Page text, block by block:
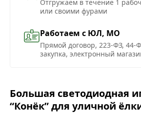
Отгружаем в течение 1
или своими фурами
Работаем с ЮЛ, МО
Прямой договор, 223-ФЗ, 44-
закупка, электронный
Большая светодиодная
“Конёк” для уличной